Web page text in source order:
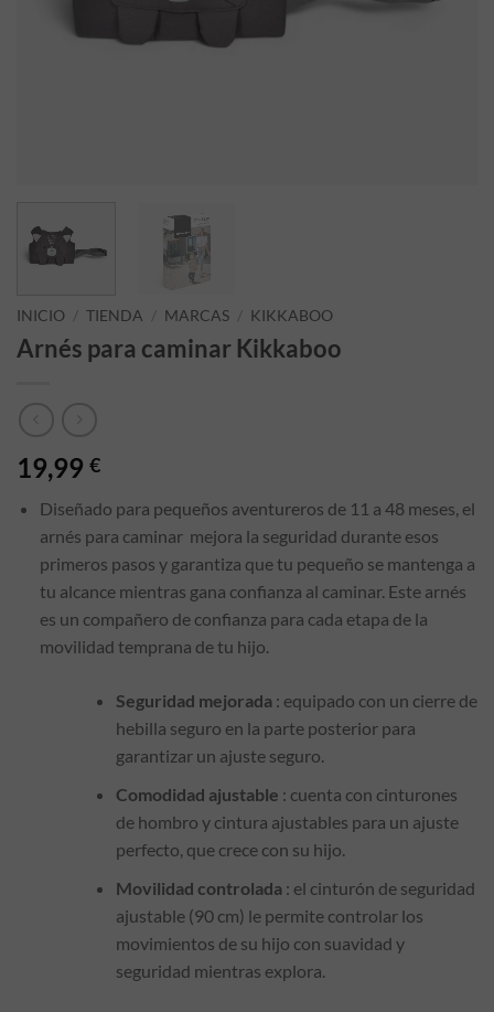
INICIO / TIENDA / MARCAS / KIKKABOO
Arnés para caminar Kikkaboo
19,99 €
Diseñado para pequeños aventureros de 11 a 48 meses, el
arnés para caminar mejora la seguridad durante esos
primeros pasos y garantiza que tu pequeño se mantenga a
tu alcance mientras gana confianza al caminar. Este arnés
es un compañero de confianza para cada etapa de la
movilidad temprana de tu hijo.
Seguridad mejorada: equipado con un cierre de
hebilla seguro en la parte posterior para
garantizar un ajuste seguro.
Comodidad ajustable : cuenta con cinturones
de hombro y cintura ajustables para un ajuste
perfecto, que crece con su hijo.
Movilidad controlada: el cinturón de seguridad
ajustable (90 cm) le permite controlar los
movimientos de su hijo con suavidad y
seguridad mientras explora.